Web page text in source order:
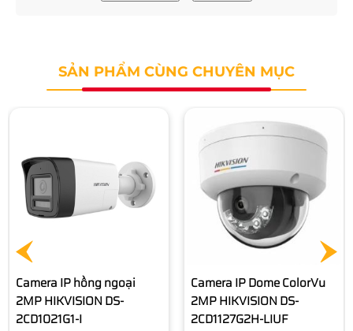
SẢN PHẨM CÙNG CHUYÊN MỤC
Camera IP Dome ColorVu
2MP HIKVISION DS-
2CD1127G2H-LIUF
Camera IP HIKVISION DS-
2CD2623G2-LIZS2U
3.900.000 đ